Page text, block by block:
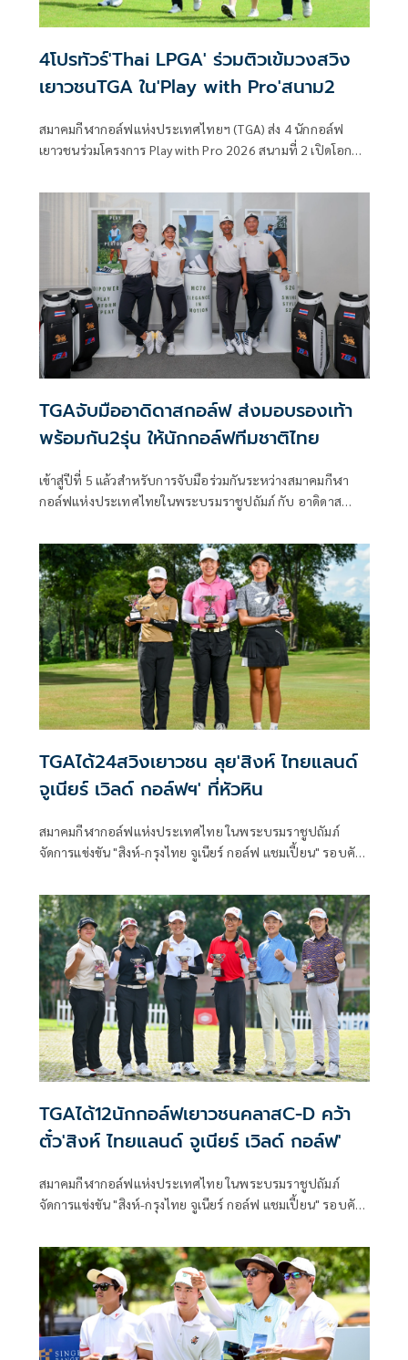
4โปรทัวร์'Thai LPGA' ร่วมติวเข้มวงสวิง
เยาวชนTGA ใน'Play with Pro'สนาม2
สมาคมกีฬากอล์ฟแห่งประเทศไทยฯ (TGA) ส่ง 4 นักกอล์ฟ
เยาวชนร่วมโครงการ Play with Pro 2026 สนามที่ 2 เปิดโอกาส
สมาคมกีฬากอล์ฟอาชีพสตรี (Thai LPGA) ที่สนามเดอะวินเทจ
คลับ จ.สมุทรปราการ เมื่อวันที่ 7 กรกฎาคม 2569
TGAจับมืออาดิดาสกอล์ฟ ส่งมอบรองเท้า
พร้อมกัน2รุ่น ให้นักกอล์ฟทีมชาติไทย
เข้าสู่ปีที่ 5 แล้วสำหรับการจับมือร่วมกันระหว่างสมาคมกีฬา
กอล์ฟแห่งประเทศไทยในพระบรมราชูปถัมภ์ กับ อาดิดาส
รองเท้ากอล์ฟรุ่นใหม่เอี่ยมให้กับนักกอล์ฟทีมชาติไทยในทุกๆซี
ซั่น ล่าสุดก็ได้มีการส่งมอบอาวุธชิ้นใหม่ให้เหล่านักกอล์ฟทีม
ชาติไทยเป็นที่เรียบร้อย โดยคุณรังสฤษดิ์ ลักษิตานนท์ นายก
สมาคมกีฬากอล์ฟแห่งประเทศไทยฯ และกรรมการส่งเสริมและ
พัฒนาทีมชาติ, คุณนิศารัตน์ ฉายมงคลชัย ผู้จัดการอาวุโสฝ่าย
ธุรกิจ อาดิดาส กอล์ฟ บริษัท อาดิดาส (ประเทศไทย) จำกัด
TGAได้24สวิงเยาวชน ลุย'สิงห์ ไทยแลนด์
จูเนียร์ เวิลด์ กอล์ฟฯ' ที่หัวหิน
สมาคมกีฬากอล์ฟแห่งประเทศไทย ในพระบรมราชูปถัมภ์
จัดการแข่งขัน "สิงห์-กรุงไทย จูเนียร์ กอล์ฟ แชมเปี้ยน" รอบคัด
กันที่สนามนารายณ์ฮิลล์ กอล์ฟ รีสอร์ท แอนด์ คันทรี คลับ
จ.ลพบุรี สัปดาห์ที่ผ่านมาได้ 12 นักกอล์ฟเยาวชนคลาส C-D
สัปดาห์นี้ถึงคิวของคลาส A (15-18 ปี), คลาส B (13-14 ปี)
ระหว่างวันที่ 2-5 ตุลาคม 2568 โดยมียอดฝีมือเข้าร่วมเกือบ
100 คน โดยคุณรังสฤษดิ์ ลักษิตานนท์ นายกสมาคมกีฬากอล์ฟ
แห่งประเทศไทยฯ ได้เดินทางไปชมผลงานนักกอล์ฟดาวรุ่งไทย
พร้อมให้กำลังใจ ติดขอบสนามเช่นเคย
TGAได้12นักกอล์ฟเยาวชนคลาสC-D คว้า
ตั๋ว'สิงห์ ไทยแลนด์ จูเนียร์ เวิลด์ กอล์ฟ'
สมาคมกีฬากอล์ฟแห่งประเทศไทย ในพระบรมราชูปถัมภ์
จัดการแข่งขัน "สิงห์-กรุงไทย จูเนียร์ กอล์ฟ แชมเปี้ยน" รอบคัด
กันที่สนามนารายณ์ฮิลล์ กอล์ฟ รีสอร์ท แอนด์ คันทรี คลับ
จ.ลพบุรี คลาส C (11-12 ปี), คลาส D (9-10 ปี) แข่งระหว่างวัน
ที่ 26-28 กันยายน 2568 มีนักกอล์ฟชิงชัยกว่า 100 คน โดยคุณ
รังสฤษดิ์ ลักษิตานนท์ นายกสมาคมกีฬากอล์ฟแห่งประเทศ
ไทยฯ ได้เดินทางไปชมผลงานนักกอล์ฟดาวรุ่งไทย พร้อมให้
กำลังใจ ติดขอบสนามด้วย